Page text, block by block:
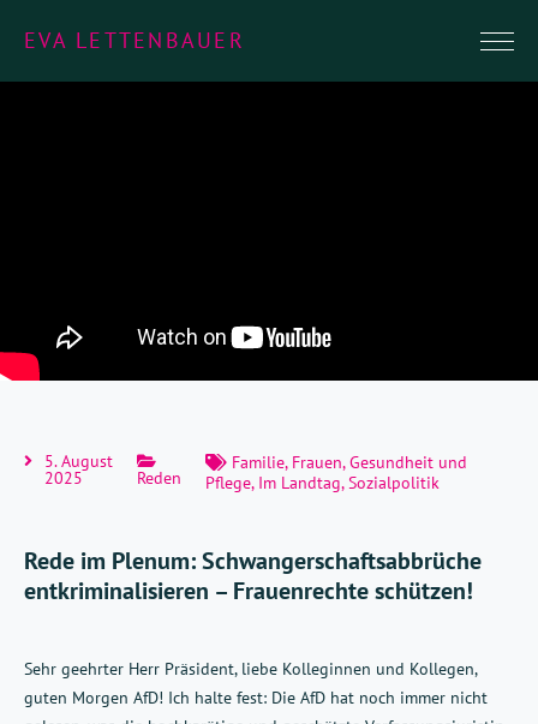
EVA LETTENBAUER
5. August
2025 Reden
Familie, Frauen,Gesundheit und
Pflege, Im Landtag,Sozialpolitik
Rede im Plenum: Schwangerschaftsabbrüche
entkriminalisieren – Frauenrechte schützen!
Sehr geehrter Herr Präsident, liebe Kolleginnen und Kollegen,
guten Morgen AfD! Ich halte fest: Die AfD hat noch immer nicht